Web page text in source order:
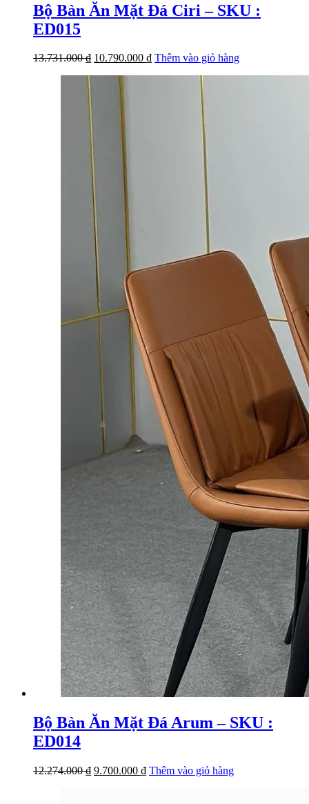
Bộ Bàn Ăn Mặt Đá Ciri – SKU :
ED015
13.731.000₫ Giá
13.731.000 ₫.
10.790.000 ₫Giá
10.790.000 ₫.
Thêm vào giỏ hàng
Bộ Bàn Ăn Mặt Đá Arum – SKU :
ED014
12.274.000₫ Giá
9.700.000 ₫Giá
Thêm vào giỏ hàng